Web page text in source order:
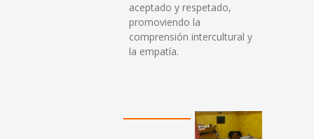
aceptado y respetado,
promoviendo la
comprensión intercultural y
la empatía.